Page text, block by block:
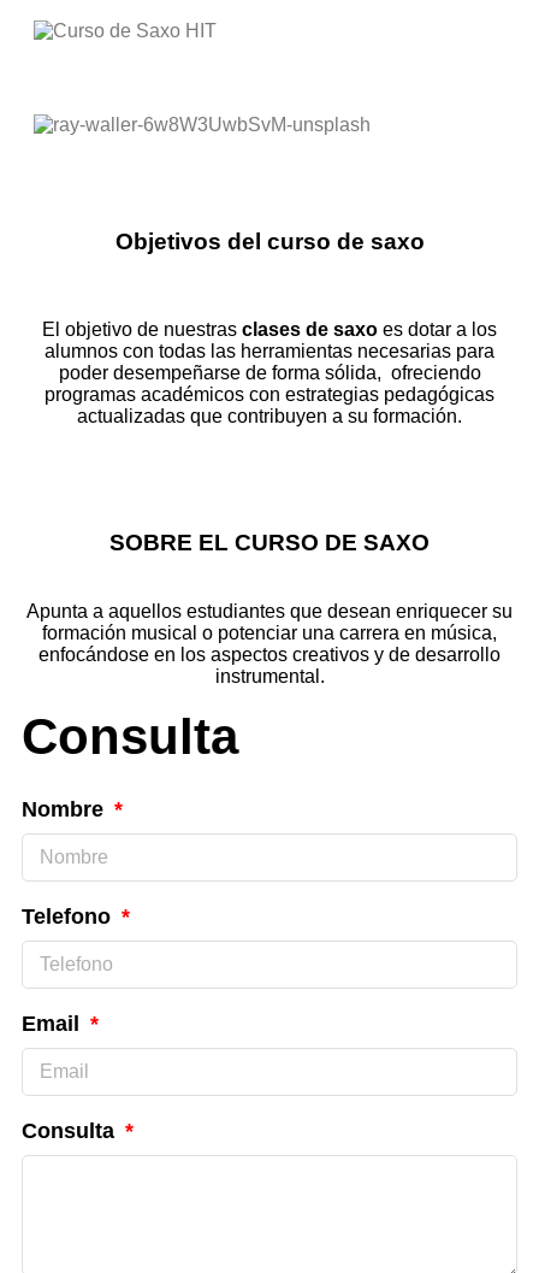
Objetivos del curso de saxo
El objetivo de nuestras clases de saxo es dotar a los
alumnos con todas las herramientas necesarias para
poder desempeñarse de forma sólida, ofreciendo
programas académicos con estrategias pedagógicas
actualizadas que contribuyen a su formación.
SOBRE EL CURSO DE SAXO
Apunta a aquellos estudiantes que desean enriquecer su
formación musical o potenciar una carrera en música,
enfocándose en los aspectos creativos y de desarrollo
instrumental.
Consulta
Nombre
Telefono
Email
Consulta